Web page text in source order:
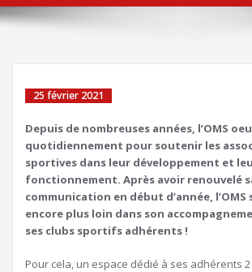
25 février 2021
Depuis de nombreuses années, l’OMS
quotidiennement pour soutenir les
sportives dans leur développement et
fonctionnement. Après avoir renouvelé
communication en début d’année,
encore plus loin dans son
ses clubs sportifs adhérents !
Pour cela, un espace dédié à ses adhérents